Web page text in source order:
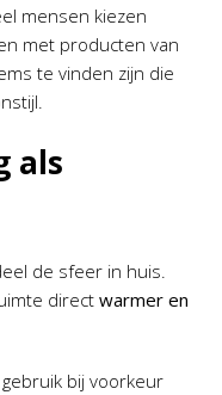
mensen kiezen
met producten van
te vinden zijn die
als
de sfeer in huis.
direct warmer en
bij voorkeur